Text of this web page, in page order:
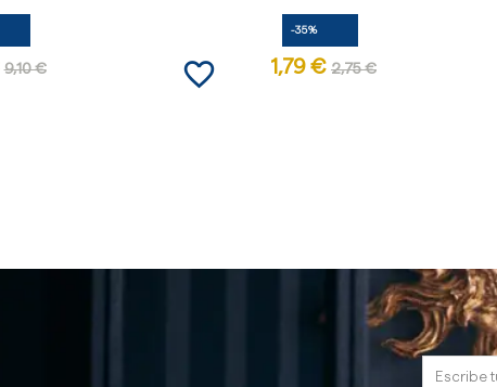
9,10 € favorite_border
-35%
1,79 € 2,75 €